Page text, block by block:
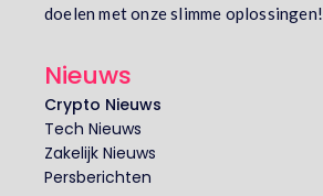
doelen met onze slimme oplossingen!
Nieuws
Crypto Nieuws
Tech Nieuws
Zakelijk Nieuws
Persberichten